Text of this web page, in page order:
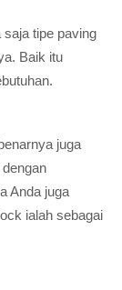
saja tipe paving
Baik itu
juga
Anda juga
ialah sebagai